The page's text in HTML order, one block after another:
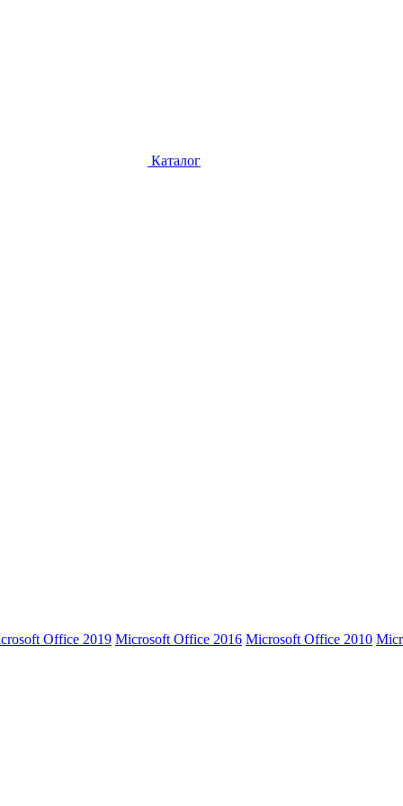
Каталог
Office 2019 Microsoft Office 2016 Microsoft Office 2010